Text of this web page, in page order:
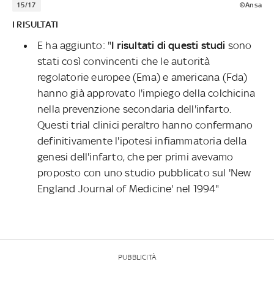
15/17 ©Ansa
I RISULTATI
E ha aggiunto: "I risultati di questi studi sono
stati così convincenti che le autorità
regolatorie europee (Ema) e americana (Fda)
hanno già approvato l'impiego della colchicina
nella prevenzione secondaria dell'infarto.
Questi trial clinici peraltro hanno confermano
definitivamente l'ipotesi infiammatoria della
genesi dell'infarto, che per primi avevamo
proposto con uno studio pubblicato sul 'New
England Journal of Medicine' nel 1994"
PUBBLICITÀ